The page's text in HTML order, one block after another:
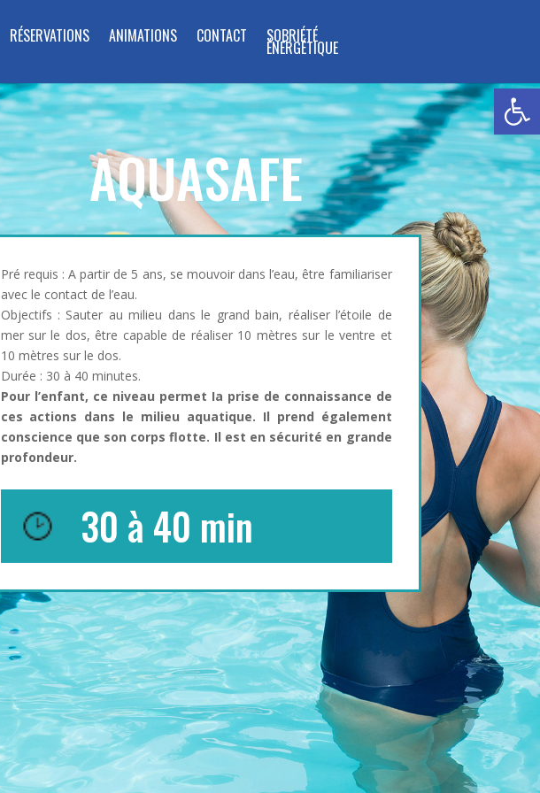
Ouvrir
RÉSERVATIONS ANIMATIONS CONTACT SOBRIÉTÉ
ÉNERGÉTIQUE
AQUASAFE
Pré requis : A partir de 5 ans, se mouvoir dans l’eau, être familiariser
avec le contact de l’eau.
Objectifs : Sauter au milieu dans le grand bain, réaliser l’étoile de
mer sur le dos, être capable de réaliser 10 mètres sur le ventre et
10 mètres sur le dos.
Durée : 30 à 40 minutes.
Pour l’enfant, ce niveau permet Ia prise de connaissance de
ces actions dans le milieu aquatique. Il prend également
conscience que son corps flotte. Il est en sécurité en grande
profondeur.
30 à 40 min